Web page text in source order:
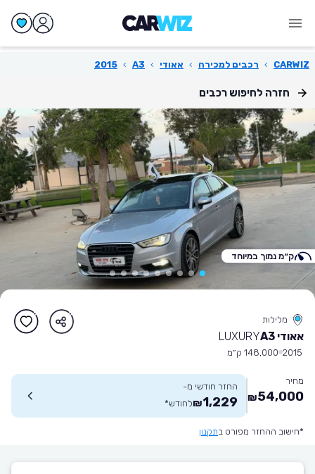
CARWIZ
› רכבים למכירה › אאודי ›
A3
›
2015
חזרה לחיפוש רכבים
ק״מ נמוך במיוחד
מלילות
אאודי A3 LUXURY
2015 148,000 ק״מ
מחיר
54,000
₪
החזר חודשי מ-
1,229
₪לחודש*
*חישוב ההחזר מפורט בתקנון